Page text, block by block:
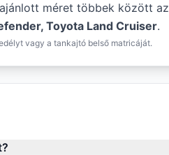
méret többek között az
Toyota Land Cruiser.
vagy a tankajtó belső matricáját.